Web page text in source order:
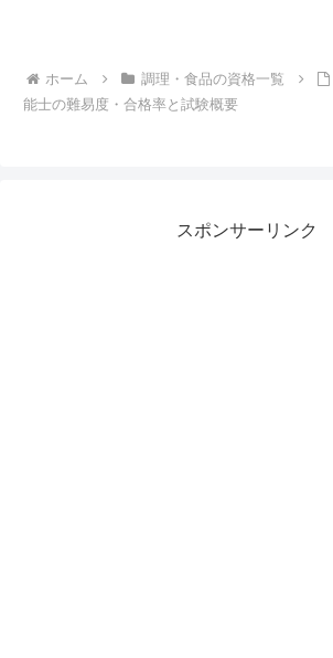
ホーム 調理・食品の資格一覧
能士の難易度・合格率と試験概要
スポンサーリンク